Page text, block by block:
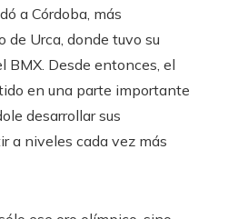
a Córdoba, más
de Urca, donde tuvo su
BMX. Desde entonces, el
en una parte importante
desarrollar sus
a niveles cada vez más